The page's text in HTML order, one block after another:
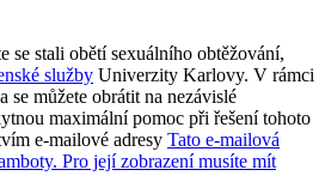
se stali obětí sexuálního obtěžování,
služby Univerzity Karlovy. V rámci
se můžete obrátit na nezávislé
maximální pomoc při řešení tohoto
e-mailové adresy Tato e-mailová
Pro její zobrazení musíte mít